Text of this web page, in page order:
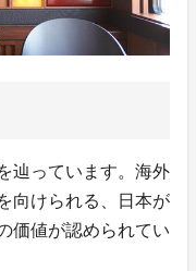
辿っています。海外
向けられる、日本が
価値が認められてい